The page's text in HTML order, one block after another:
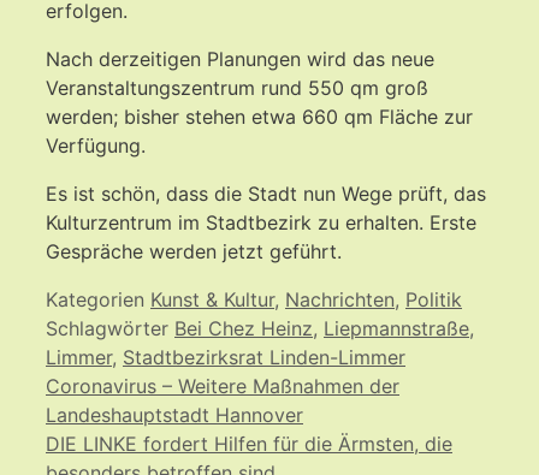
erfolgen.
Nach derzeitigen Planungen wird das neue
Veranstaltungszentrum rund 550 qm groß
werden; bisher stehen etwa 660 qm Fläche zur
Verfügung.
Es ist schön, dass die Stadt nun Wege prüft, das
Kulturzentrum im Stadtbezirk zu erhalten. Erste
Gespräche werden jetzt geführt.
Kategorien Kunst & Kultur, Nachrichten, Politik
Schlagwörter Bei Chez Heinz, Liepmannstraße,
Limmer, Stadtbezirksrat Linden-Limmer
Coronavirus – Weitere Maßnahmen der
Landeshauptstadt Hannover
DIE LINKE fordert Hilfen für die Ärmsten, die